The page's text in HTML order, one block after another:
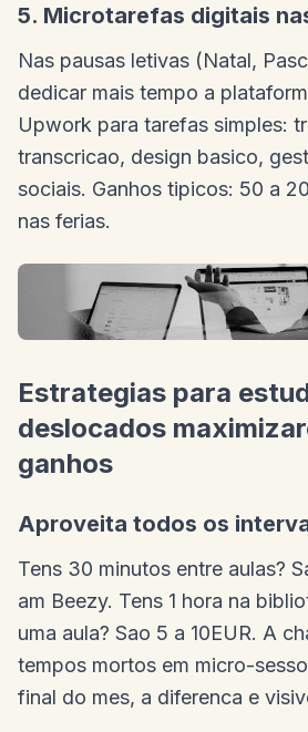
5. Microtarefas digitais
Nas pausas letivas (Natal,
dedicar mais tempo a
Upwork para tarefas simples:
transcricao, design basico,
sociais. Ganhos tipicos: 50 a
nas ferias.
Estrategias para
deslocados
ganhos
Aproveita todos os
Tens 30 minutos entre aulas?
am Beezy. Tens 1 hora na
uma aula? Sao 5 a 10EUR. A
tempos mortos em micro-
final do mes, a diferenca e